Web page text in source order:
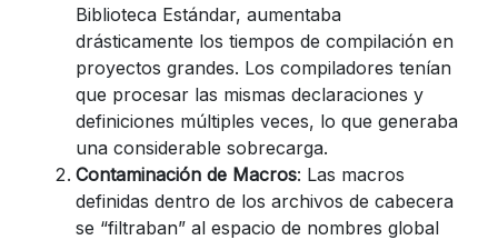
Biblioteca Estándar, aumentaba
drásticamente los tiempos de compilación en
proyectos grandes. Los compiladores tenían
que procesar las mismas declaraciones y
definiciones múltiples veces, lo que generaba
una considerable sobrecarga.
Contaminación de Macros: Las macros
definidas dentro de los archivos de cabecera
se “filtraban” al espacio de nombres global